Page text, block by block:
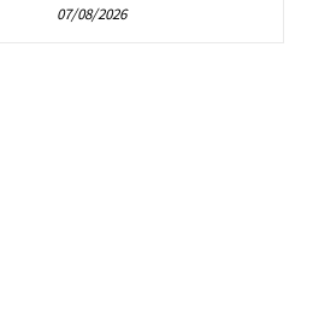
07/08/2026